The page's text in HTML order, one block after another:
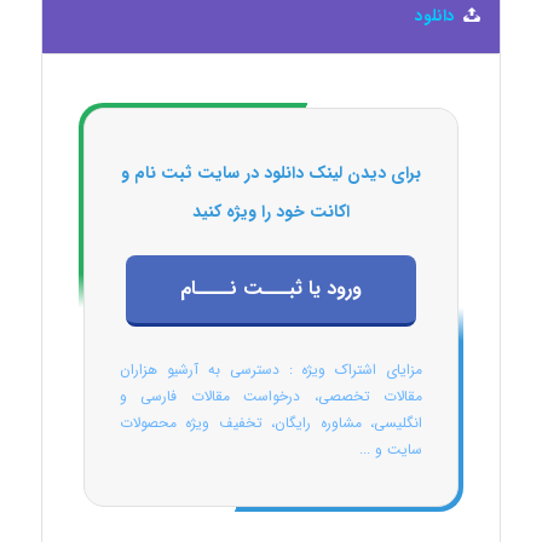
دانلود
برای دیدن لینک دانلود در سایت ثبت نام و
اکانت خود را ویژه کنید
ورود یا ثبـــت نــــام
مزایای اشتراک ویژه : دسترسی به آرشیو هزاران
مقالات تخصصی، درخواست مقالات فارسی و
انگلیسی، مشاوره رایگان، تخفیف ویژه محصولات
سایت و ...